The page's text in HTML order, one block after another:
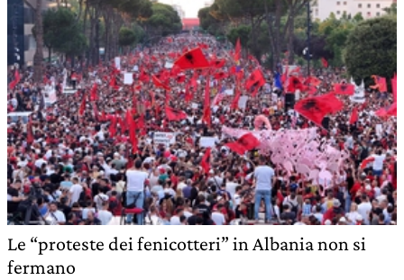
Le “proteste dei fenicotteri” in Albania non si
fermano